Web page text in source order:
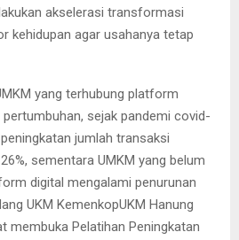
akselerasi transformasi
kehidupan agar usahanya tetap
yang terhubung platform
sejak pandemi covid-
jumlah transaksi
sementara UMKM yang belum
digital mengalami penurunan
UKM KemenkopUKM Hanung
membuka Pelatihan Peningkatan